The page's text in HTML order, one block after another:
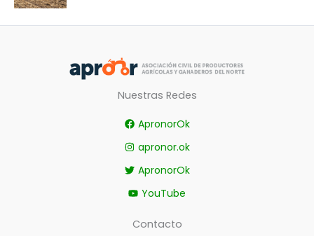
Nuestras Redes
ApronorOk
apronor.ok
ApronorOk
YouTube
Contacto